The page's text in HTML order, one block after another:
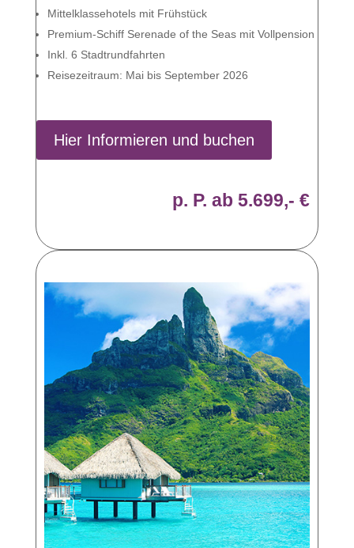
Mittelklassehotels mit Frühstück
Premium-Schiff Serenade of the Seas mit Vollpension
Inkl. 6 Stadtrundfahrten
Reisezeitraum: Mai bis September 2026
Hier Informieren und buchen
p. P. ab 5.699,- €